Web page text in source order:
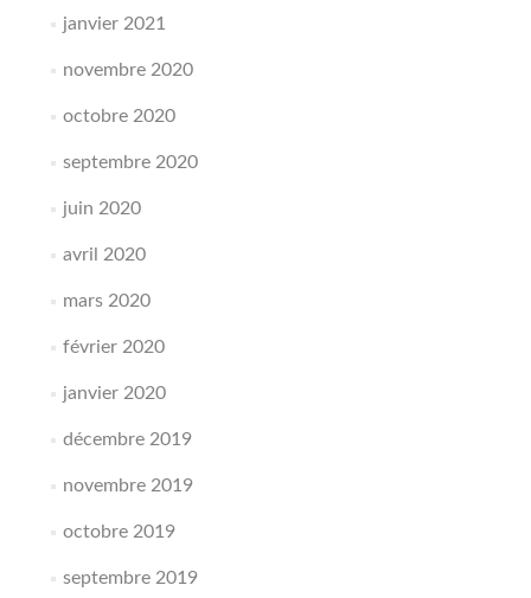
janvier 2021
novembre 2020
octobre 2020
septembre 2020
juin 2020
avril 2020
mars 2020
février 2020
janvier 2020
décembre 2019
novembre 2019
octobre 2019
septembre 2019